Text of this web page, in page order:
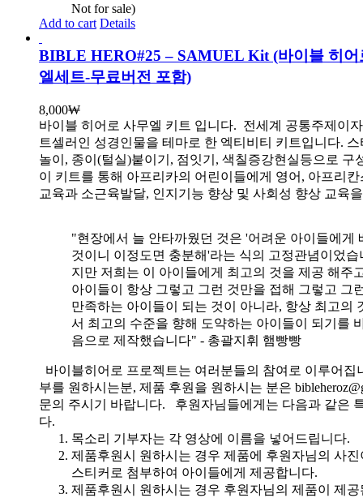
Not for sale)
Add to cart Details
BIBLE HERO#25 – SAMUEL Kit (바이블 히어
엘세트-무료버전 포함)
8,000₩
바이블 히어로 사무엘 키트 입니다. 전세계 공통주제이
트셀러인 성경인물을 테마로 한 엑티비티 키트입니다.
놀이, 종이(털실)붙이기, 점잇기, 색칠증강현실등으로 구
이 키트를 통해 아프리카의 어린이들에게 영어, 아프리
교육과 소근육발달, 인지기능 향상 및 사회성 향상 교육
"현장에서 늘 안타까웠던 것은 '어려운 아이들에게
것이니 이정도면 충분해'라는 식의 고정관념이었습
지만 저희는 이 아이들에게 최고의 것을 제공 해주
아이들이 항상 그렇고 그런 것만을 접해 그렇고 그
만족하는 아이들이 되는 것이 아니라, 항상 최고의
서 최고의 수준을 향해 도약하는 아이들이 되기를
음으로 제작했습니다" - 총괄지휘 햄빵빵
바이블히어로 프로젝트는 여러분들의 참여로 이루어집
부를 원하시는분, 제품 후원을 원하시는 분은
문의 주시기 바랍니다. 후원자님들에게는 다음과 같은
다.
목소리 기부자는 각 영상에 이름을 넣어드립니다.
제품후원시 원하시는 경우 제품에 후원자님의 사
스티커로 첨부하여 아이들에게 제공합니다.
제품후원시 원하시는 경우 후원자님의 제품이 제